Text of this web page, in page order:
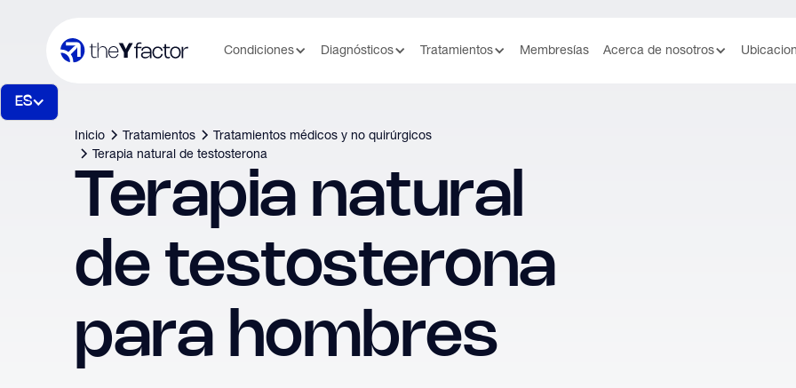
Condiciones Diagnósticos Tratamientos Membresías Acerca de nosotros
ES
Inicio Tratamientos
Tratamientos médicos y no quirúrgicos
Terapia natural de testosterona
Terapia natural
de testosterona
para hombres